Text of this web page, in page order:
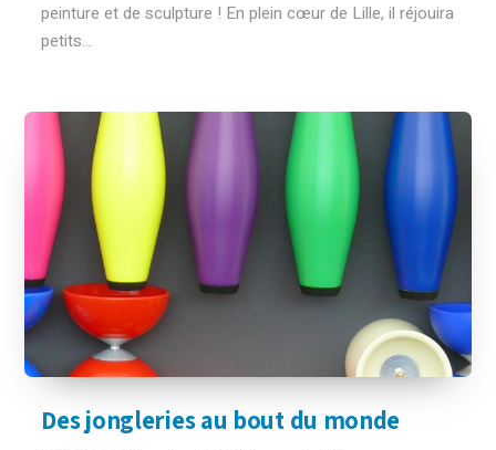
peinture et de sculpture ! En plein cœur de Lille, il réjouira
petits...
Des jongleries au bout du monde